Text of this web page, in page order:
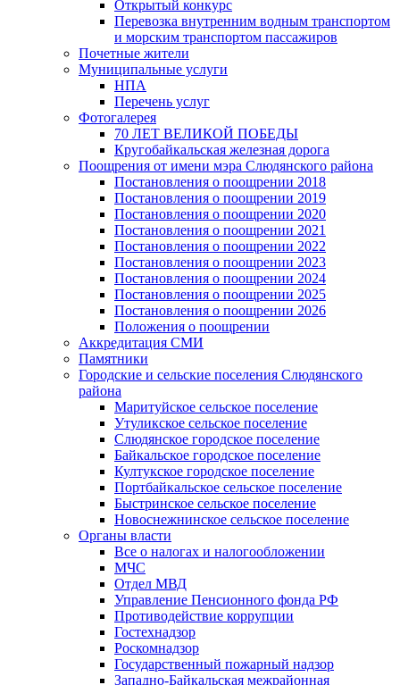
Открытый конкурс
Перевозка внутренним водным транспортом
и морским транспортом пассажиров
Почетные жители
Муниципальные услуги
НПА
Перечень услуг
Фотогалерея
70 ЛЕТ ВЕЛИКОЙ ПОБЕДЫ
Кругобайкальская железная дорога
Поощрения от имени мэра Слюдянского района
Постановления о поощрении 2018
Постановления о поощрении 2019
Постановления о поощрении 2020
Постановления о поощрении 2021
Постановления о поощрении 2022
Постановления о поощрении 2023
Постановления о поощрении 2024
Постановления о поощрении 2025
Постановления о поощрении 2026
Положения о поощрении
Аккредитация СМИ
Памятники
Городские и сельские поселения Слюдянского
района
Маритуйское сельское поселение
Утуликское сельское поселение
Слюдянское городское поселение
Байкальское городское поселение
Култукское городское поселение
Портбайкальское сельское поселение
Быстринское сельское поселение
Новоснежнинское сельское поселение
Органы власти
Все о налогах и налогообложении
МЧС
Отдел МВД
Управление Пенсионного фонда РФ
Противодействие коррупции
Гостехнадзор
Роскомнадзор
Государственный пожарный надзор
Западно-Байкальская межрайонная